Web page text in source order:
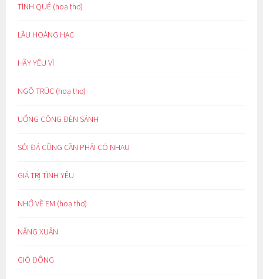
TÌNH QUÊ (hoạ thơ)
LẦU HOÀNG HẠC
HÃY YÊU VÌ
NGÕ TRÚC (hoạ thơ)
UỔNG CÔNG ĐÈN SÁNH
SỎI ĐÁ CŨNG CẦN PHẢI CÓ NHAU
GIÁ TRỊ TÌNH YÊU
NHỚ VỀ EM (hoạ thơ)
NẮNG XUÂN
GIÓ ĐÔNG